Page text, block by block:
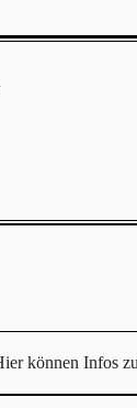
können Infos